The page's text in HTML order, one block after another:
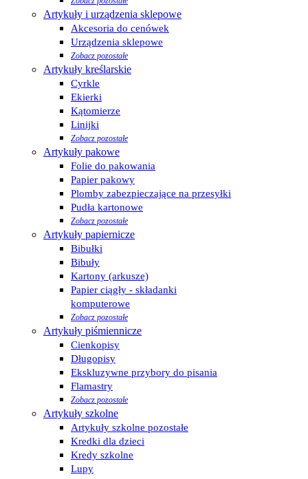
Artykuły i urządzenia sklepowe
Akcesoria do cenówek
Urządzenia sklepowe
Zobacz pozostałe
Artykuły kreślarskie
Cyrkle
Ekierki
Kątomierze
Linijki
Zobacz pozostałe
Artykuły pakowe
Folie do pakowania
Papier pakowy
Plomby zabezpieczające na przesyłki
Pudła kartonowe
Zobacz pozostałe
Artykuły papiernicze
Bibułki
Bibuły
Kartony (arkusze)
Papier ciągły - składanki
komputerowe
Zobacz pozostałe
Artykuły piśmiennicze
Cienkopisy
Długopisy
Ekskluzywne przybory do pisania
Flamastry
Zobacz pozostałe
Artykuły szkolne
Artykuły szkolne pozostałe
Kredki dla dzieci
Kredy szkolne
Lupy